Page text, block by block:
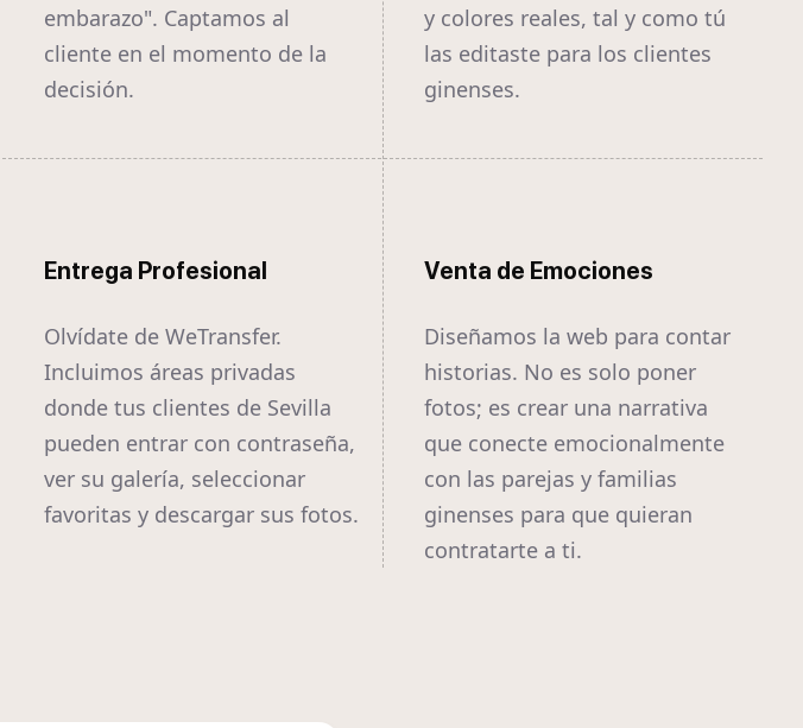
embarazo". Captamos al
cliente en el momento de la
decisión.
y colores reales, tal y como tú
las editaste para los clientes
ginenses.
Entrega Profesional
Olvídate de WeTransfer.
Incluimos áreas privadas
donde tus clientes de Sevilla
pueden entrar con contraseña,
ver su galería, seleccionar
favoritas y descargar sus fotos.
Venta de Emociones
Diseñamos la web para contar
historias. No es solo poner
fotos; es crear una narrativa
que conecte emocionalmente
con las parejas y familias
ginenses para que quieran
contratarte a ti.